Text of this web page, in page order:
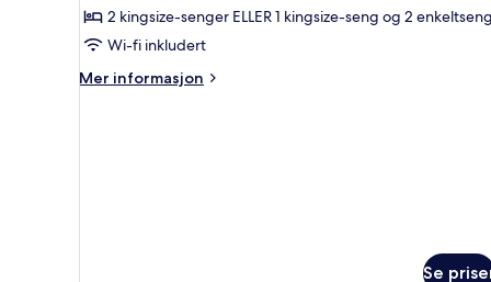
2 kingsize-senger ELLER 1 kingsize-seng og 2
Wi-fi inkludert
Mer informasjon
Mer
Se